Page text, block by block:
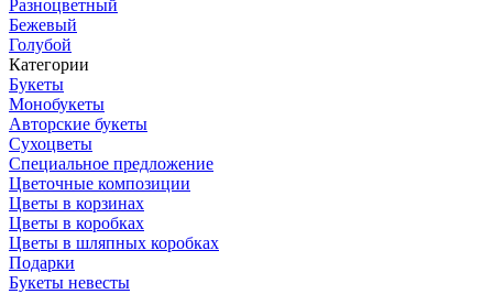
Разноцветный
Бежевый
Голубой
Категории
Букеты
Монобукеты
Авторские букеты
Сухоцветы
Специальное предложение
Цветочные композиции
Цветы в корзинах
Цветы в коробках
Цветы в шляпных коробках
Подарки
Букеты невесты